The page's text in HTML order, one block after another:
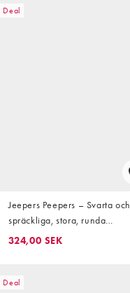
Deal
Jeepers Peepers – Svarta och
spräckliga, stora, runda
solglasögon
324,00 SEK
Deal